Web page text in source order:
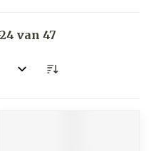
24 van 47